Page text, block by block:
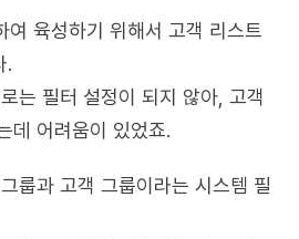
여 육성하기 위해서 고객 리스트
.
는 필터 설정이 되지 않아, 고객
데 어려움이 있었죠.
룹과 고객 그룹이라는 시스템 필